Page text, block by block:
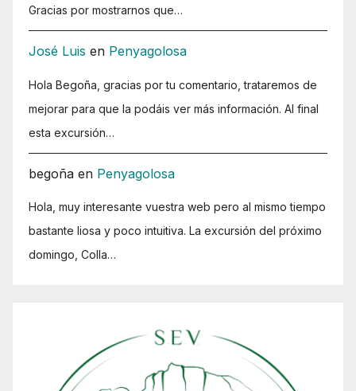
Gracias por mostrarnos que…
José Luis en Penyagolosa
Hola Begoña, gracias por tu comentario, trataremos de
mejorar para que la podáis ver más información. Al final
esta excursión…
begoña en Penyagolosa
Hola, muy interesante vuestra web pero al mismo tiempo
bastante liosa y poco intuitiva. La excursión del próximo
domingo, Colla…